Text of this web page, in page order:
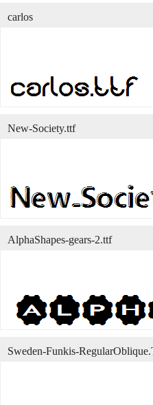
carlos
New-Society.ttf
AlphaShapes-gears-2.ttf
Sweden-Funkis-